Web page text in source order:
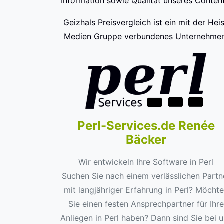
Geizhals Preisvergleich ist ein mit der
Medien Gruppe verbundenes
Perl-Services.de Renée
Bäcker
Wir entwickeln Ihre Software in Perl
Suchen Sie nach einem verlässlichen
mit langjähriger Erfahrung in Perl?
Sie einen festen Ansprechpartner für Ihre
Anliegen in Perl haben? Dann sind Sie bei